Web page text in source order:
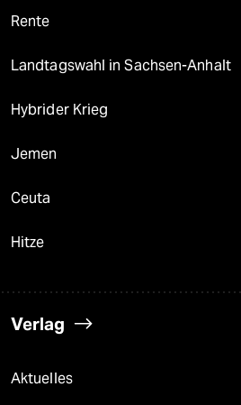
Rente
Landtagswahl in Sachsen-Anhalt
Hybrider Krieg
Jemen
Ceuta
Hitze
Verlag
Aktuelles